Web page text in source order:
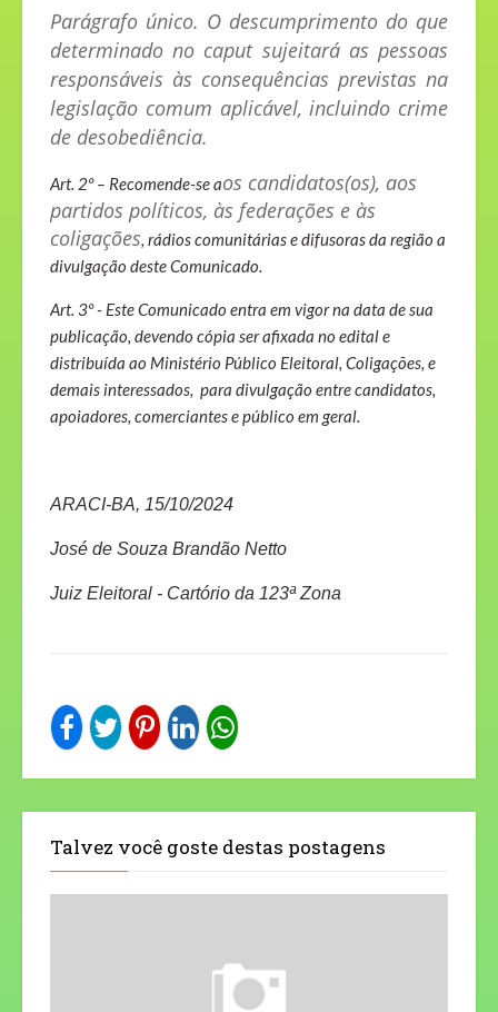
Parágrafo único. O descumprimento do que
determinado no caput sujeitará as pessoas
responsáveis às consequências previstas na
legislação comum aplicável, incluindo crime
de desobediência.
Art. 2º – Recomende-se aos candidatos(os), aos
partidos políticos, às federações e às
coligações, rádios comunitárias e difusoras da região a
divulgação deste Comunicado.
Art. 3º - Este Comunicado entra em vigor na data de sua
publicação, devendo cópia ser afixada no edital e
distribuída ao Ministério Público Eleitoral, Coligações, e
demais interessados, para divulgação entre candidatos,
apoiadores, comerciantes e público em geral.
ARACI-BA, 15/10/2024
José de Souza Brandão Netto
Juiz Eleitoral - Cartório da 123ª Zona
Talvez você goste destas postagens